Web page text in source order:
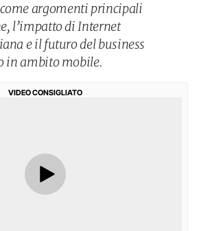
argomenti principali
l’impatto di Internet
e il futuro del business
in ambito mobile.
VIDEO CONSIGLIATO